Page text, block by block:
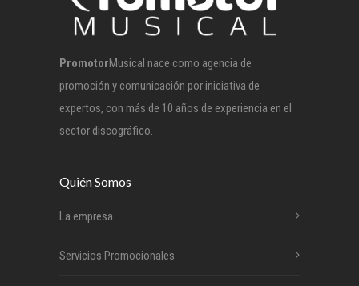
PromotorMusical nace como agencia de
promoción y comunicación por iniciativa de
expertos, con más de 10 años de experiencia en el
sector discográfico.
Quién Somos
La empresa
Servicios Promocionales